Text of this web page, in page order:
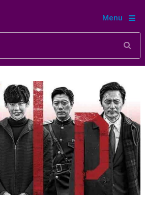
Menu